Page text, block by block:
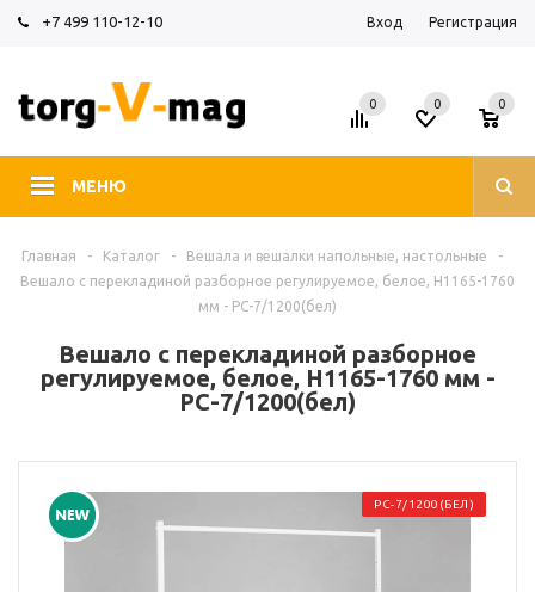
+7 499 110-12-10 Вход Регистрация
МЕНЮ
0 0
0
Главная - Каталог - Вешала и вешалки напольные, настольные
-
Вешало с перекладиной разборное регулируемое, белое, H1165-1760
мм - РС-7/1200(бел)
Вешало с перекладиной разборное
регулируемое, белое, H1165-1760 мм -
РС-7/1200(бел)
РС-7/1200(БЕЛ)